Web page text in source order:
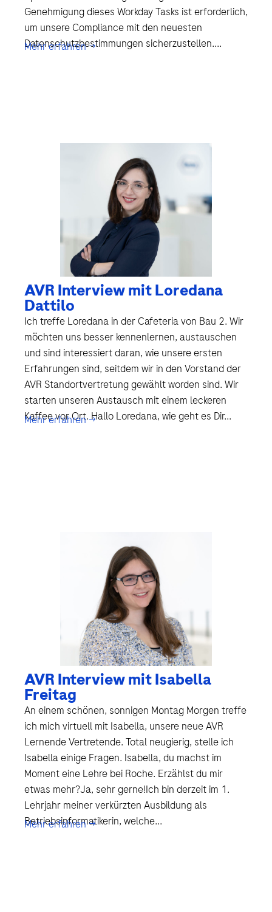
Genehmigung dieses Workday Tasks ist erforderlich,
um unsere Compliance mit den neuesten
Datenschutzbestimmungen sicherzustellen....
Mehr erfahren →
AVR Interview mit Loredana
Dattilo
Ich treffe Loredana in der Cafeteria von Bau 2. Wir
möchten uns besser kennenlernen, austauschen
und sind interessiert daran, wie unsere ersten
Erfahrungen sind, seitdem wir in den Vorstand der
AVR Standortvertretung gewählt worden sind. Wir
starten unseren Austausch mit einem leckeren
Kaffee vor Ort. Hallo Loredana, wie geht es Dir...
Mehr erfahren →
AVR Interview mit Isabella
Freitag
An einem schönen, sonnigen Montag Morgen treffe
ich mich virtuell mit Isabella, unsere neue AVR
Lernende Vertretende. Total neugierig, stelle ich
Isabella einige Fragen. Isabella, du machst im
Moment eine Lehre bei Roche. Erzählst du mir
etwas mehr?Ja, sehr gerne!Ich bin derzeit im 1.
Lehrjahr meiner verkürzten Ausbildung als
Betriebsinformatikerin, welche...
Mehr erfahren →